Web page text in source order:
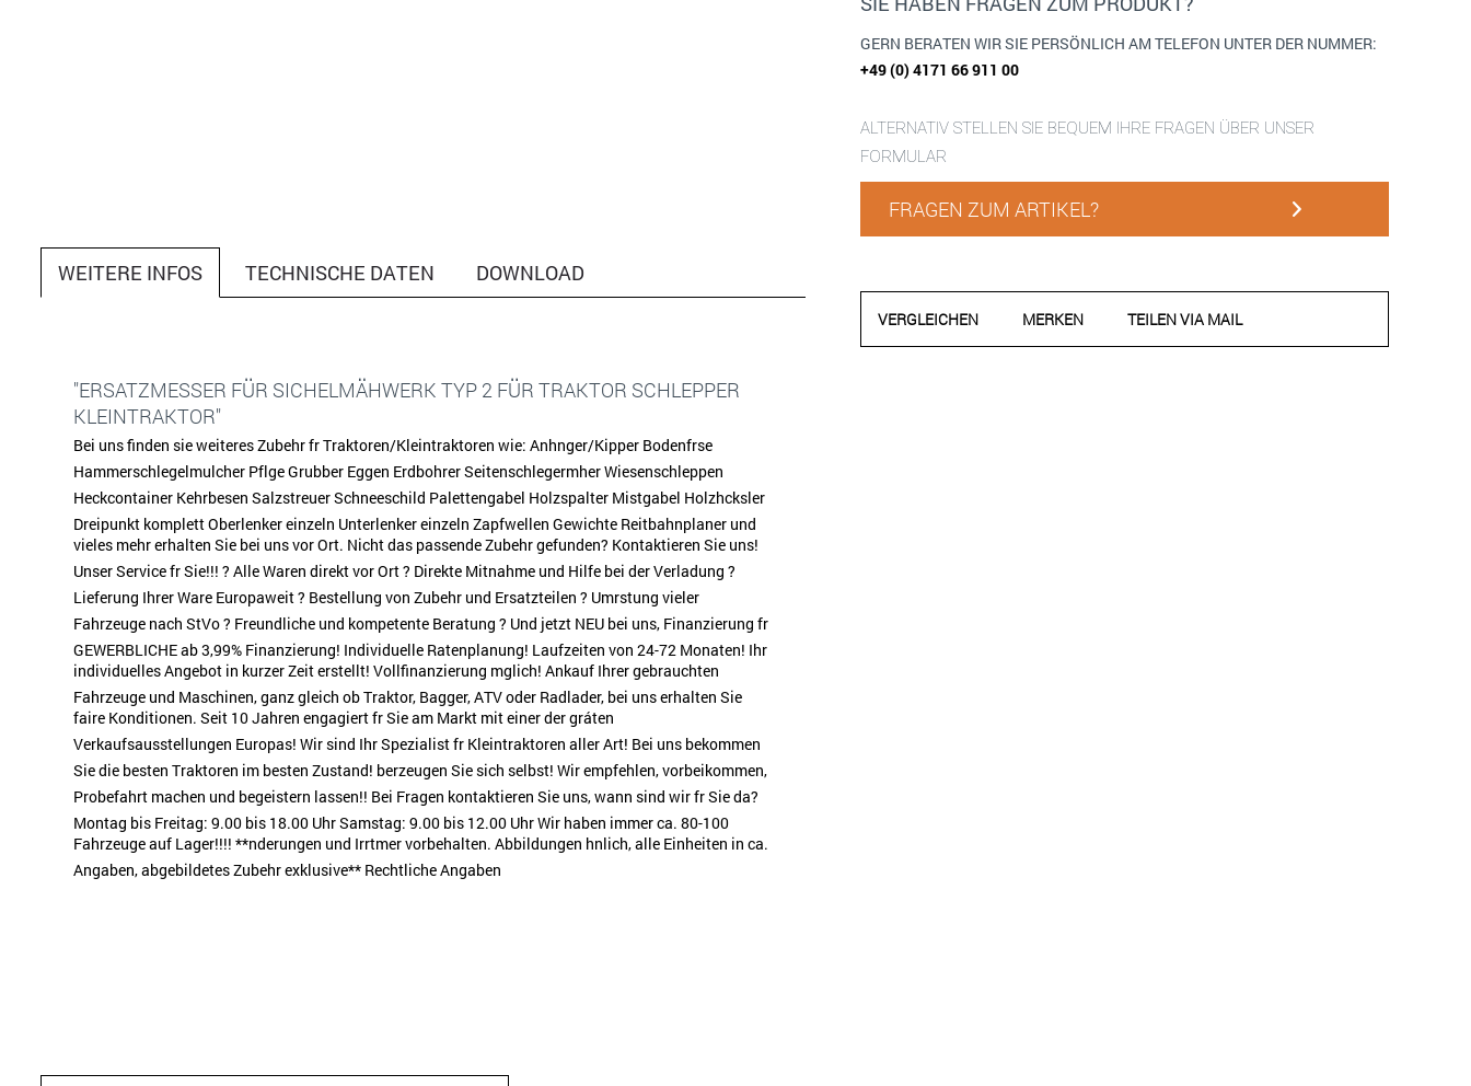
GERN BERATEN WIR SIE PERSÖNLICH AM TELEFON UNTER DER NUMMER:
+49 (0) 4171 66 911 00
ALTERNATIV STELLEN SIE BEQUEM IHRE FRAGEN ÜBER UNSER
FORMULAR
FRAGEN ZUM ARTIKEL?
VERGLEICHEN MERKEN TEILEN VIA MAIL
WEITERE INFOS TECHNISCHE DATEN DOWNLOAD
"ERSATZMESSER FÜR SICHELMÄHWERK TYP 2 FÜR TRAKTOR SCHLEPPER
KLEINTRAKTOR"
Bei uns finden sie weiteres Zubehr fr Traktoren/Kleintraktoren wie: Anhnger/Kipper Bodenfrse
Hammerschlegelmulcher Pflge Grubber Eggen Erdbohrer Seitenschlegermher Wiesenschleppen
Heckcontainer Kehrbesen Salzstreuer Schneeschild Palettengabel Holzspalter Mistgabel Holzhcksler
Dreipunkt komplett Oberlenker einzeln Unterlenker einzeln Zapfwellen Gewichte Reitbahnplaner und
vieles mehr erhalten Sie bei uns vor Ort. Nicht das passende Zubehr gefunden? Kontaktieren Sie uns!
Unser Service fr Sie!!! ? Alle Waren direkt vor Ort ? Direkte Mitnahme und Hilfe bei der Verladung ?
Lieferung Ihrer Ware Europaweit ? Bestellung von Zubehr und Ersatzteilen ? Umrstung vieler
Fahrzeuge nach StVo ? Freundliche und kompetente Beratung ? Und jetzt NEU bei uns, Finanzierung fr
GEWERBLICHE ab 3,99% Finanzierung! Individuelle Ratenplanung! Laufzeiten von 24-72 Monaten! Ihr
individuelles Angebot in kurzer Zeit erstellt! Vollfinanzierung mglich! Ankauf Ihrer gebrauchten
Fahrzeuge und Maschinen, ganz gleich ob Traktor, Bagger, ATV oder Radlader, bei uns erhalten Sie
faire Konditionen. Seit 10 Jahren engagiert fr Sie am Markt mit einer der gráten
Verkaufsausstellungen Europas! Wir sind Ihr Spezialist fr Kleintraktoren aller Art! Bei uns bekommen
Sie die besten Traktoren im besten Zustand! berzeugen Sie sich selbst! Wir empfehlen, vorbeikommen,
Probefahrt machen und begeistern lassen!! Bei Fragen kontaktieren Sie uns, wann sind wir fr Sie da?
Montag bis Freitag: 9.00 bis 18.00 Uhr Samstag: 9.00 bis 12.00 Uhr Wir haben immer ca. 80-100
Fahrzeuge auf Lager!!!! **nderungen und Irrtmer vorbehalten. Abbildungen hnlich, alle Einheiten in ca.
Angaben, abgebildetes Zubehr exklusive** Rechtliche Angaben